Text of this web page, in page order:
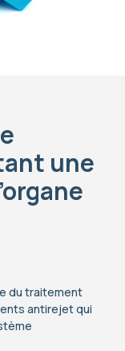
une
du traitement
antirejet qui